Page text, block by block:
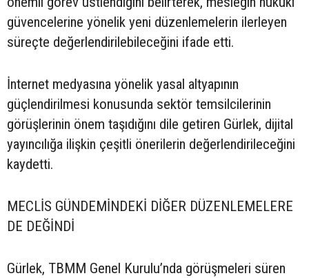
güvencelerine yönelik yeni düzenlemelerin ilerleyen
süreçte değerlendirilebileceğini ifade etti.
İnternet medyasına yönelik yasal altyapının
güçlendirilmesi konusunda sektör temsilcilerinin
görüşlerinin önem taşıdığını dile getiren Gürlek, dijital
yayıncılığa ilişkin çeşitli önerilerin değerlendirileceğini
kaydetti.
MECLİS GÜNDEMİNDEKİ DİĞER DÜZENLEMELERE
DE DEĞİNDİ
Gürlek, TBMM Genel Kurulu’nda görüşmeleri süren